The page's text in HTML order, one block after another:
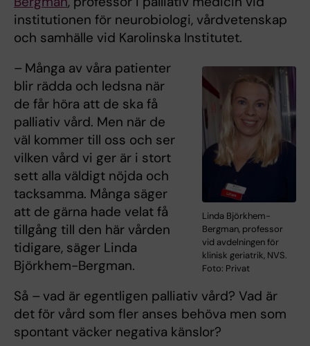
institutionen för neurobiologi, vårdvetenskap
och samhälle vid Karolinska Institutet.
Linda Björkhem-
Bergman, professor
vid avdelningen för
klinisk geriatrik, NVS.
Foto: Privat
– Många av våra patienter
blir rädda och ledsna när
de får höra att de ska få
palliativ vård. Men när de
väl kommer till oss och ser
vilken vård vi ger är i stort
sett alla väldigt nöjda och
tacksamma. Många säger
att de gärna hade velat få
tillgång till den här vården
tidigare, säger Linda
Björkhem-Bergman.
Så – vad är egentligen palliativ vård? Vad är
det för vård som fler anses behöva men som
spontant väcker negativa känslor?